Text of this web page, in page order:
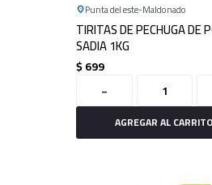
Punta del este Maldonado
TIRITAS DE PECHUGA DE
SADIA 1KG
$699
-